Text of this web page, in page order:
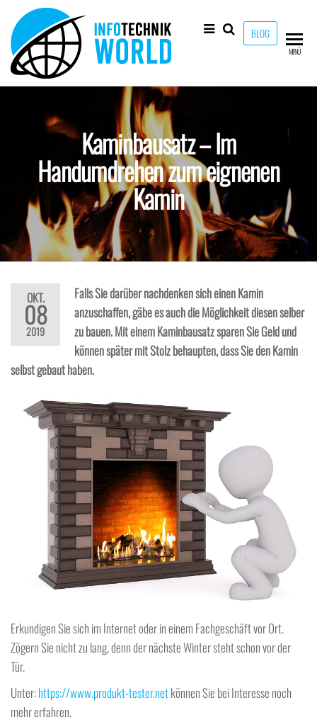
Inhalt
springen
und mehr!
BLOG
MENÜ
Kaminbausatz – Im
Handumdrehen zum eignenen
Kamin
OKT.
08
2019
Falls Sie darüber nachdenken sich einen Kamin
anzuschaffen, gäbe es auch die Möglichkeit diesen selber
zu bauen. Mit einem Kaminbausatz sparen Sie Geld und
können später mit Stolz behaupten, dass Sie den Kamin
selbst gebaut haben.
Erkundigen Sie sich im Internet oder in einem Fachgeschäft vor Ort.
Zögern Sie nicht zu lang, denn der nächste Winter steht schon vor der
Tür.
Unter:https://www.produkt-tester.netkönnen Sie bei Interesse noch
mehr erfahren.